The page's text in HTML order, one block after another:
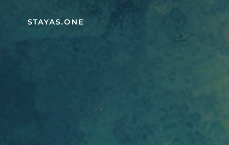
STAYAS.ONE